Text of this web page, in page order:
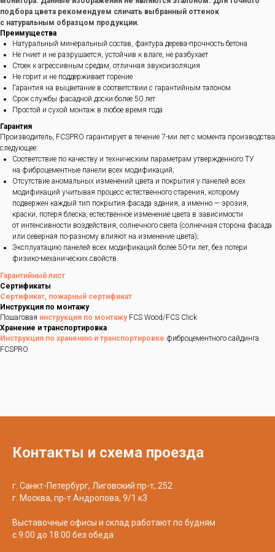
подбора цвета рекомендуем сличать выбранный оттенок
с натуральным образцом продукции.
Преимущества
Натуральный минеральный состав, фактура дерева-прочность бетона
Не гниет и не разрушается, устойчив к влаге, не разбухает
Стоек к агрессивным средам, отличная звукоизоляция
Не горит и не поддерживает горение
Гарантия на выцветание в соответствии с гарантийным талоном
Срок службы фасадной доски более 50 лет
Простой и сухой монтаж в любое время года
Гарантия
Производитель, FCSPRO гарантирует в течение 7-ми лет с момента производства
следующее:
Соответствие по качеству и техническим параметрам утвержденного ТУ
на фиброцементные панели всех модификаций;
Отсутствие аномальных изменений цвета и покрытия у панелей всех
модификаций учитывая процесс естественного старения, которому
подвержен каждый тип покрытия фасада здания, а именно — эрозия,
краски, потеря блеска, естественное изменение цвета в зависимости
от интенсивности воздействия, солнечного света (солнечная сторона фасада
или северная по-разному влияют на изменение цвета);
Эксплуатацию панелей всех модификаций более 50-ти лет, без потери
физико-механических свойств.
Гарантийный лист
Сертификаты
Сертификат, пожарный сертификат
Инструкция по монтажу
Пошаговая инструкция по монтажуFCS Wood/FCS Click
Хранение и транспортировка
Инструкция по хранению и транспортировке фиброцементного сайдинга
FCSPRO
Контакты и схема проезда
г. Санкт-Петербург, Лиговский пр-т, 252
г. Москва, пр-т Андропова, 9/1 к3
Выставочные офисы и склад работают по будням
с 9:00 до 18:00 без обеда